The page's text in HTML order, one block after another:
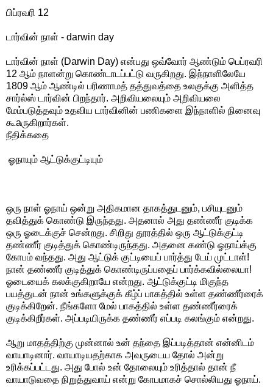
பிப்ரவரி 12
டார்வின் நாள் - darwin day
டார்வின் நாள் (Darwin Day) என்பது ஒவ்வோர் ஆண்டும் பெப்ரவரி
12 ஆம் நாளன்று கொண்டாடப்பட்டு வருகிறது. இந்நாளிலேயே
1809 ஆம் ஆண்டில் பரிணாமத் தத்துவத்தை உலகுக்கு அளித்த
சார்ல்ஸ் டார்வின் பிறந்தார். அறிவியலையும் அறிவியலை
மேம்படுத்தவும் உதவிய டார்வினின் பணிகளை இந்நாளில் நினைவு
கூaருகிறார்கள்.
நீதிக்கதை
ஓநாயும் ஆட்டுக்குட்டியும்
ஒரு நாள் ஓநாய் ஒன்று அதிகமான தாகத்துடனும், பசியுடனும்
தவித்துக் கொண்டு இருந்தது. அதனால் அது தண்ணீர் குடிக்க
ஒரு ஓடைக்குச் சென்றது. சிறிது தூரத்தில் ஒரு ஆட்டுக்குட்டி
தண்ணீர் குடித்துக் கொண்டிருந்தது. அதனை கண்டு ஓநாய்க்கு
கோபம் வந்தது. அது ஆட்டுக் குட்டியைப் பார்த்து டேய் முட்டாள்!
நான் தண்ணீர் குடித்துக் கொண்டிருப்பதைப் பார்க்கவில்லையா!
ஓடையைக் கலக்குகிறாயே என்றது. ஆட்டுக்குட்டி மிகுந்த
பயத்துடன் நான் உங்களுக்குக் கீழ்ப் பாகத்தில் உள்ள தண்ணீர்ரைக்
குடிக்கிறேன். நீங்களோ மேல் பாகத்தில் உள்ள தண்ணீர்ரைக்
குடிக்கிறீர்கள். அப்படியிருக்க தண்ணீர் எப்படி கலங்கும் என்றது.
ஆறு மாதத்திற்கு முன்னால் உன் தந்தை இப்படித்தான் என்னிடம்
வாயாடினார். வாயாடியதற்காக அவருடைய தோல் அன்று
உரிக்கப்பட்டது. அது போல் உன் தோலையும் உரித்தால் தான் நீ
வாயாடுவதை நிறுத்துவாய் என்று கோபமாகச் சொல்லியது ஓநாய்.